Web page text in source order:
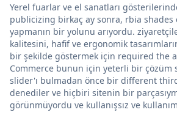
Yerel fuarlar ve el sanatları
publicizing birkaç ay sonra, rbia shades
yapmanın bir yolunu arıyordu.
kalitesini, hafif ve ergonomik
bir şekilde göstermek için required the
Commerce bunun için yeterli bir çözüm
slider'ı bulmadan önce bir different
denediler ve hiçbiri sitenin bir
görünmüyordu ve kullanışsız ve